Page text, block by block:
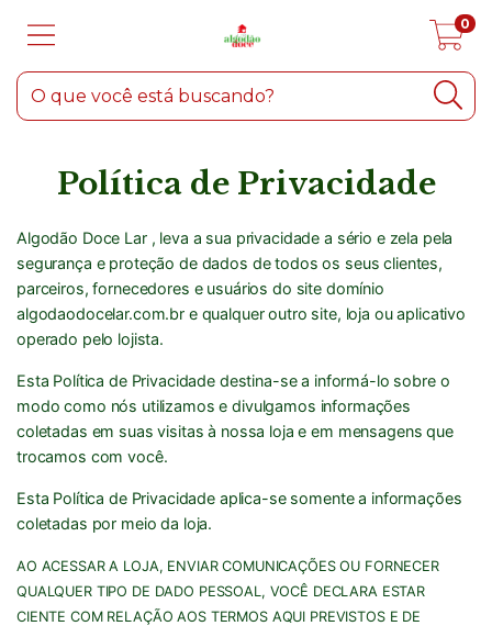
0
Política de Privacidade
Algodão Doce Lar , leva a sua privacidade a sério e zela pela
segurança e proteção de dados de todos os seus clientes,
parceiros, fornecedores e usuários do site domínio
algodaodocelar.com.br e qualquer outro site, loja ou aplicativo
operado pelo lojista.
Esta Política de Privacidade destina-se a informá-lo sobre o
modo como nós utilizamos e divulgamos informações
coletadas em suas visitas à nossa loja e em mensagens que
trocamos com você.
Esta Política de Privacidade aplica-se somente a informações
coletadas por meio da loja.
AO ACESSAR A LOJA, ENVIAR COMUNICAÇÕES OU FORNECER
QUALQUER TIPO DE DADO PESSOAL, VOCÊ DECLARA ESTAR
CIENTE COM RELAÇÃO AOS TERMOS AQUI PREVISTOS E DE